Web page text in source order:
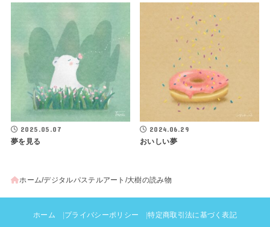
2025.05.07
夢を見る
2024.06.29
おいしい夢
ホーム デジタルパステルアート 大樹の読み物
ホーム プライバシーポリシー 特定商取引法に基づく表記